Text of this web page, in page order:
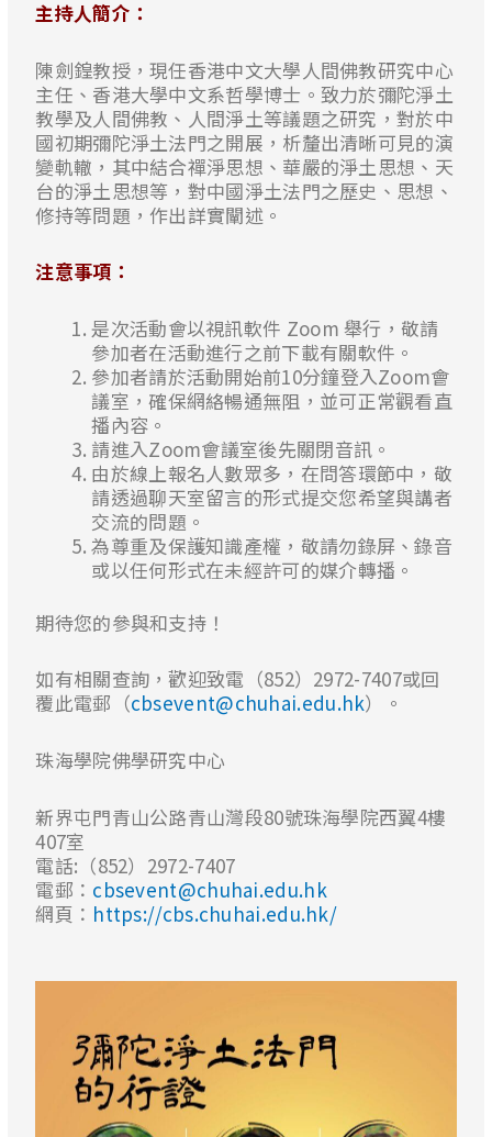
主持人簡介：
陳劍鍠教授，現任香港中文大學人間佛教研究中心
主任、香港大學中文系哲學博士。致力於彌陀淨土
教學及人間佛教、人間淨土等議題之研究，對於中
國初期彌陀淨土法門之開展，析釐出清晰可見的演
變軌轍，其中結合禪淨思想、華嚴的淨土思想、天
台的淨土思想等，對中國淨土法門之歷史、思想、
修持等問題，作出詳實闡述。
注意事項：
是次活動會以視訊軟件 Zoom 舉行，敬請
參加者在活動進行之前下載有關軟件。
參加者請於活動開始前10分鐘登入Zoom會
議室，確保網絡暢通無阻，並可正常觀看直
播內容。
請進入Zoom會議室後先關閉音訊。
由於線上報名人數眾多，在問答環節中，敬
請透過聊天室留言的形式提交您希望與講者
交流的問題。
為尊重及保護知識產權，敬請勿錄屏、錄音
或以任何形式在未經許可的媒介轉播。
期待您的參與和支持！
如有相關查詢，歡迎致電（852）2972-7407或回
覆此電郵（cbsevent@chuhai.edu.hk）。
珠海學院佛學研究中心
新界屯門青山公路青山灣段80號珠海學院西翼4樓
407室
電話:（852）2972-7407
電郵： cbsevent@chuhai.edu.hk
網頁： https://cbs.chuhai.edu.hk/